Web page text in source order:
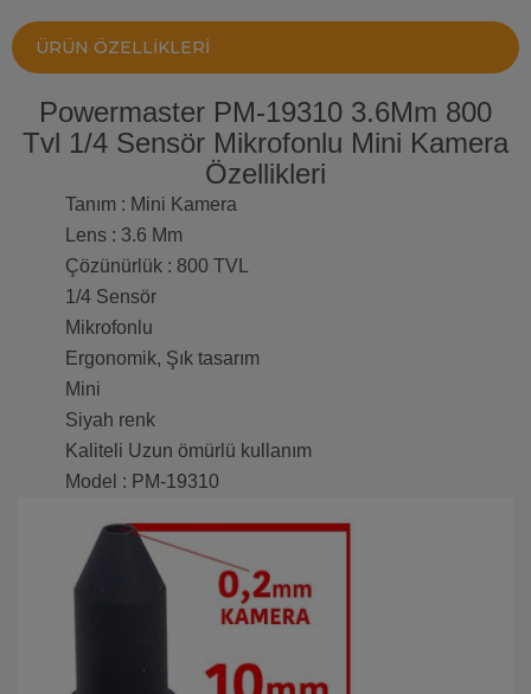
ÜRÜN ÖZELLIKLERI
Powermaster PM-19310 3.6Mm 800
Tvl 1/4 Sensör Mikrofonlu Mini Kamera
Özellikleri
Tanım : Mini Kamera
Lens : 3.6 Mm
Çözünürlük : 800 TVL
1/4 Sensör
Mikrofonlu
Ergonomik, Şık tasarım
Mini
Siyah renk
Kaliteli Uzun ömürlü kullanım
Model : PM-19310